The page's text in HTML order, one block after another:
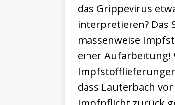
das Grippevirus
interpretieren? Das
massenweise
einer Aufarbeitung!
dass Lauterbach